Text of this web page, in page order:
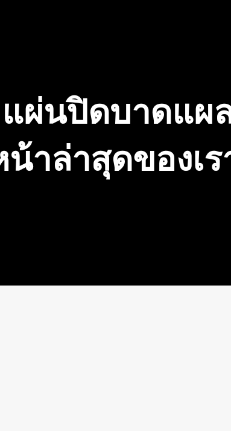
ดูข้อมูลด่วน
Outdoor Survival Kit YEYETAC™
ดูข้อมูลด่วน
XL Survival Blanket Coyote
YEYETAC™
Carrier
ผ่นปิดบาดแผ
าล่าสุดของเร